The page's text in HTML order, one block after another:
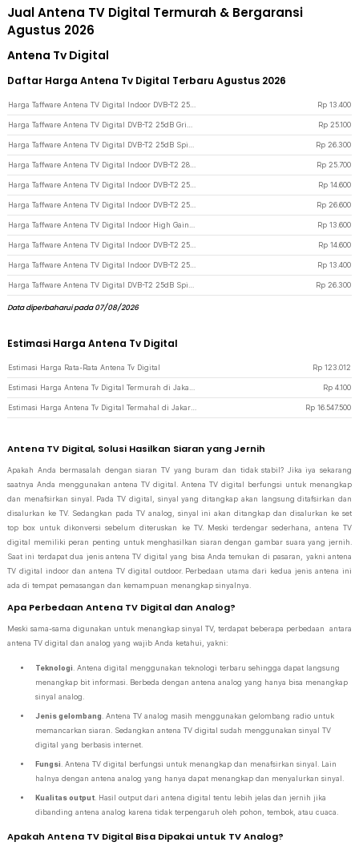
Jual Antena TV Digital Termurah & Bergaransi
Agustus 2026
Antena Tv Digital
Daftar Harga Antena Tv Digital Terbaru Agustus 2026
Rp 13.400
Rp 25.100
Rp 26.300
Rp 25.700
Rp 14.600
Rp 26.600
Rp 13.600
Rp 14.600
Rp 13.400
Rp 26.300
Data diperbaharui pada 07/08/2026
Estimasi Harga Antena Tv Digital
Estimasi Harga Rata-Rata Antena Tv Digital Rp 123.012
Rp 4.100
Rp 16.547.500
Antena TV Digital, Solusi Hasilkan Siaran yang Jernih
Apakah Anda bermasalah dengan siaran TV yang buram dan tidak stabil? Jika iya sekarang
saatnya Anda menggunakan antena TV digital. Antena TV digital berfungsi untuk menangkap
dan menafsirkan sinyal. Pada TV digital, sinyal yang ditangkap akan langsung ditafsirkan dan
disalurkan ke TV. Sedangkan pada TV analog, sinyal ini akan ditangkap dan disalurkan ke set
top box untuk dikonversi sebelum diteruskan ke TV. Meski terdengar sederhana, antena TV
digital memiliki peran penting untuk menghasilkan siaran dengan gambar suara yang jernih.
Saat ini terdapat dua jenis antena TV digital yang bisa Anda temukan di pasaran, yakni antena
TV digital indoor dan antena TV digital outdoor. Perbedaan utama dari kedua jenis antena ini
ada di tempat pemasangan dan kemampuan menangkap sinyalnya.
Apa Perbedaan Antena TV Digital dan Analog?
Meski sama-sama digunakan untuk menangkap sinyal TV, terdapat beberapa perbedaan antara
antena TV digital dan analog yang wajib Anda ketahui, yakni:
Teknologi . Antena digital menggunakan teknologi terbaru sehingga dapat langsung
menangkap bit informasi. Berbeda dengan antena analog yang hanya bisa menangkap
sinyal analog.
Jenis gelombang . Antena TV analog masih menggunakan gelombang radio untuk
memancarkan siaran. Sedangkan antena TV digital sudah menggunakan sinyal TV
digital yang berbasis internet.
Fungsi . Antena TV digital berfungsi untuk menangkap dan menafsirkan sinyal. Lain
halnya dengan antena analog yang hanya dapat menangkap dan menyalurkan sinyal.
Kualitas output . Hasil output dari antena digital tentu lebih jelas dan jernih jika
dibanding antena analog karena tidak terpengaruh oleh pohon, tembok, atau cuaca.
Apakah Antena TV Digital Bisa Dipakai untuk TV Analog?